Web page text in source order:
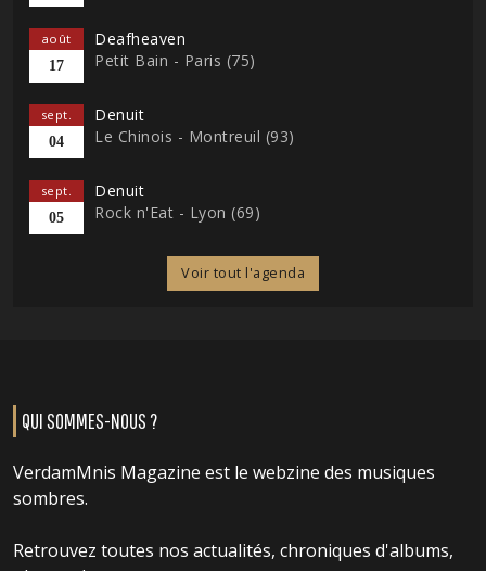
août
17
Deafheaven
Petit Bain - Paris (75)
sept.
04
Denuit
Le Chinois - Montreuil (93)
sept.
05
Denuit
Rock n'Eat - Lyon (69)
Voir tout l'agenda
QUI SOMMES-NOUS ?
VerdamMnis Magazine est le webzine des musiques
sombres.
Retrouvez toutes nos actualités, chroniques d'albums,